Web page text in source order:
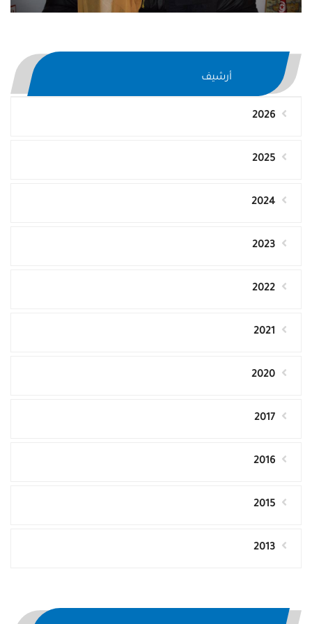
أرشيف
2026
2025
2024
2023
2022
2021
2020
2017
2016
2015
2013